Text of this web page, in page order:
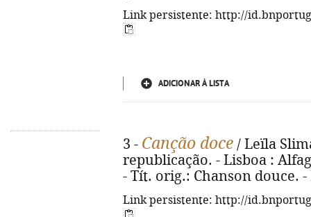
Link persistente: http://
ADICIONAR À LISTA
3 - Canção doce / Leïla
republicação. - Lisboa :
- Tít. orig.: Chanson douce. -
Link persistente: http://